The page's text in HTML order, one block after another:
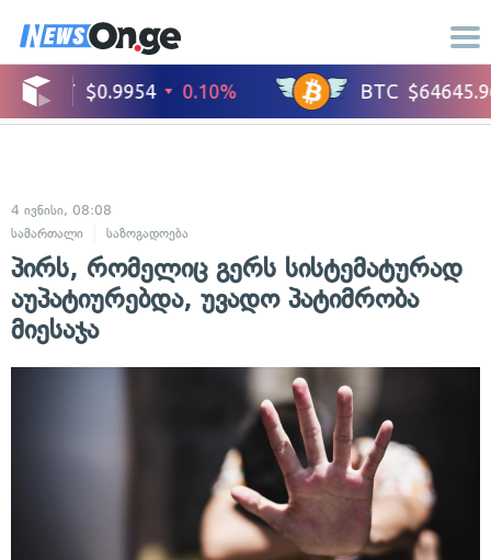
4 ივნისი, 08:08
სამართალი
საზოგადოება
პირს, რომელიც გერს სისტემატურად
აუპატიურებდა, უვადო პატიმრობა
მიესაჯა